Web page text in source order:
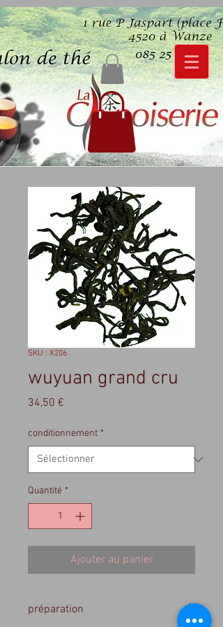
SKU : X206
wuyuan grand cru
34,50 €
conditionnement *
Quantité *
Ajouter au panier
préparation